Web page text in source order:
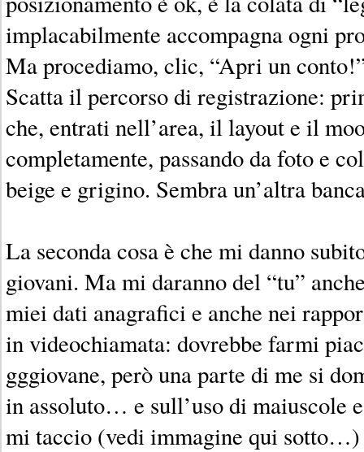
implacabilmente accompagna ogni
Ma procediamo, clic, “Apri un
Scatta il percorso di registrazione:
che, entrati nell’area, il layout e il
completamente, passando da foto e
beige e grigino. Sembra un’altra
La seconda cosa è che mi danno
giovani. Ma mi daranno del “tu”
miei dati anagrafici e anche nei
in videochiamata: dovrebbe farmi
gggiovane, però una parte di me si
in assoluto… e sull’uso di maiuscole
mi taccio (vedi immagine qui sotto…)